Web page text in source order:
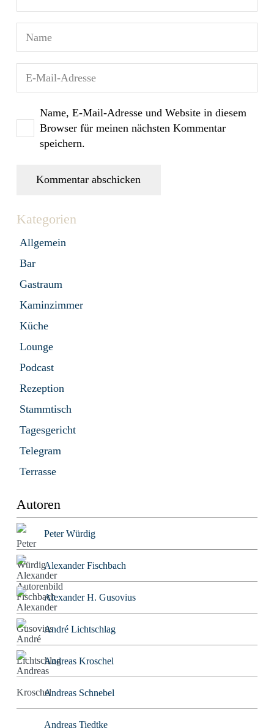
Name, E-Mail-Adresse und Website in diesem
Browser für meinen nächsten Kommentar
speichern.
Kommentar abschicken
Kategorien
Allgemein
Bar
Gastraum
Kaminzimmer
Küche
Lounge
Podcast
Rezeption
Stammtisch
Tagesgericht
Telegram
Terrasse
Autoren
Peter Würdig
Alexander Fischbach
Alexander H. Gusovius
André Lichtschlag
Andreas Kroschel
Andreas Schnebel
Andreas Tiedtke